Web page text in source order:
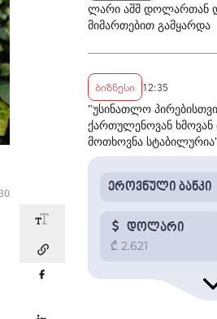
ლარი აშშ დოლართან
მიმართებით გამყარდა
ბიზნესი 12:35
"უსინათლო
ქართულენოვან ხმოვან
მოთხოვნა